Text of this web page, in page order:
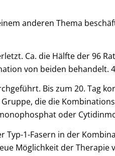
anderen Thema
Ca. die Hälfte der 96
von beiden behandelt.
Bis zum 20. Tag
die die
oder
1-Fasern in der
Möglichkeit der